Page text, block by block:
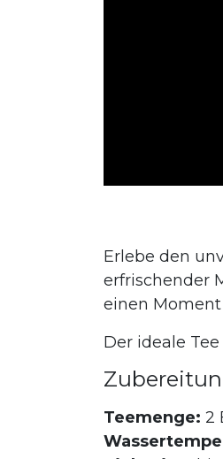
Erlebe den
erfrischender
einen
Der ideale
Teemenge: 2